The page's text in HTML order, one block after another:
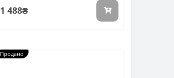
1 488₴
Продано